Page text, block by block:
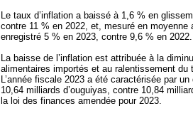
Le taux d’inflation a baissé à 1,6 % en
contre 11 % en 2022, et, mesuré en moyenne
enregistré 5 % en 2023, contre 9,6 % en 2022.
La baisse de l’inflation est attribuée à la
alimentaires importés et au ralentissement du
L’année fiscale 2023 a été caractérisée par
10,64 milliards d’ouguiyas, contre 10,84
la loi des finances amendée pour 2023.